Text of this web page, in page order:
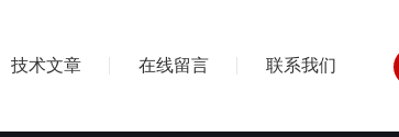
技术文章 在线留言 联系我们